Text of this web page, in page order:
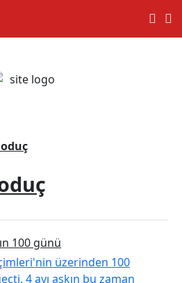
100 günü
üzerinden 100
4 ayı aşkın bu zaman